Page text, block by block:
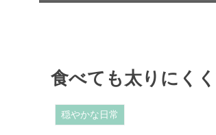
食べても太りにく
穏やかな日常